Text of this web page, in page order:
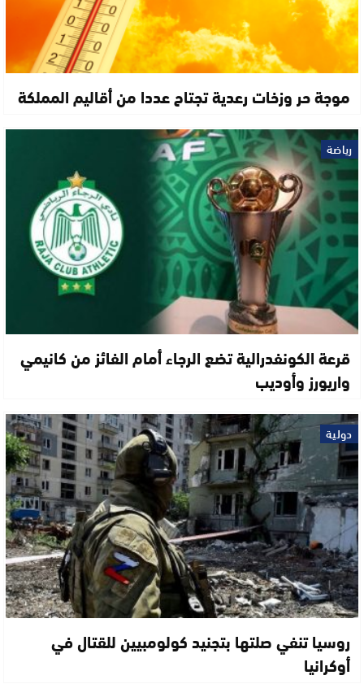
موجة حر وزخات رعدية تجتاح عددا من أقاليم المملكة
رياضة
قرعة الكونفدرالية تضع الرجاء أمام الفائز من كانيمي
واريورز وأوديب
دولية
روسيا تنفي صلتها بتجنيد كولومبيين للقتال في
أوكرانيا